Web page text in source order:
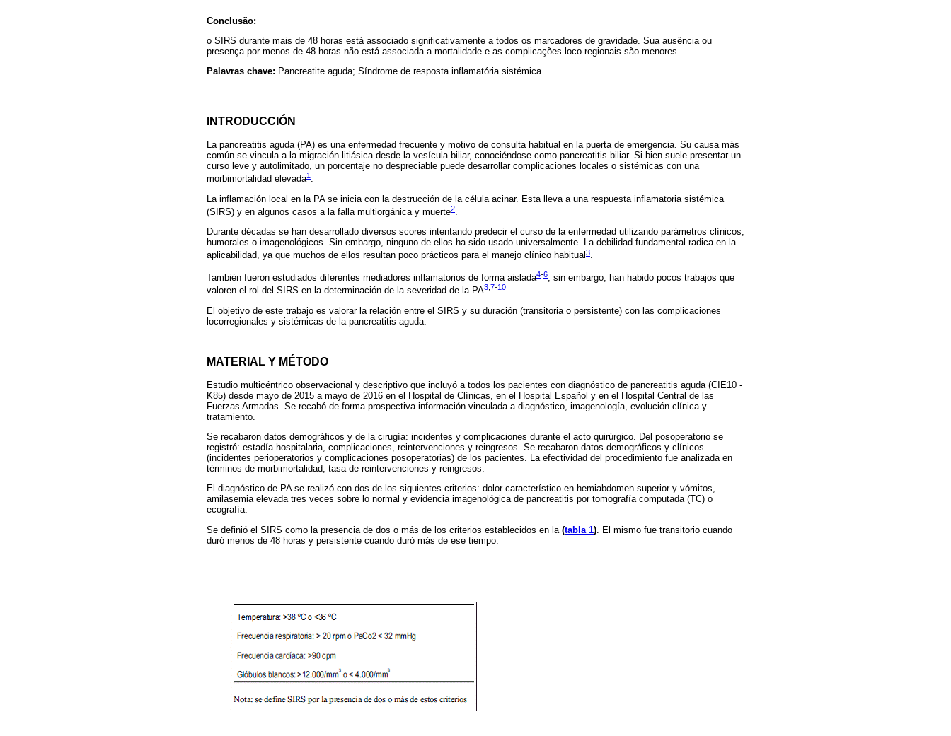
Conclusão:
o SIRS durante mais de 48 horas está associado significativamente a todos os marcadores de gravidade. Sua ausência ou
presença por menos de 48 horas não está associada a mortalidade e as complicações loco-regionais são menores.
Palavras chave: Pancreatite aguda; Síndrome de resposta inflamatória sistémica
INTRODUCCIÓN
La pancreatitis aguda (PA) es una enfermedad frecuente y motivo de consulta habitual en la puerta de emergencia. Su causa más
común se vincula a la migración litiásica desde la vesícula biliar, conociéndose como pancreatitis biliar. Si bien suele presentar un
curso leve y autolimitado, un porcentaje no despreciable puede desarrollar complicaciones locales o sistémicas con una
morbimortalidad elevada1 .
La inflamación local en la PA se inicia con la destrucción de la célula acinar. Esta lleva a una respuesta inflamatoria sistémica
(SIRS) y en algunos casos a la falla multiorgánica y muerte2
Durante décadas se han desarrollado diversos scores intentando predecir el curso de la enfermedad utilizando parámetros clínicos,
humorales o imagenológicos. Sin embargo, ninguno de ellos ha sido usado universalmente. La debilidad fundamental radica en la
aplicabilidad, ya que muchos de ellos resultan poco prácticos para el manejo clínico habitual3.
También fueron estudiados diferentes mediadores inflamatorios de forma aislada4-6; sin embargo, han habido pocos trabajos que
valoren el rol del SIRS en la determinación de la severidad de la PA3 7-10.
El objetivo de este trabajo es valorar la relación entre el SIRS y su duración (transitoria o persistente) con las complicaciones
locorregionales y sistémicas de la pancreatitis aguda.
MATERIAL Y MÉTODO
Estudio multicéntrico observacional y descriptivo que incluyó a todos los pacientes con diagnóstico de pancreatitis aguda (CIE10 -
K85) desde mayo de 2015 a mayo de 2016 en el Hospital de Clínicas, en el Hospital Español y en el Hospital Central de las
Fuerzas Armadas. Se recabó de forma prospectiva información vinculada a diagnóstico, imagenología, evolución clínica y
tratamiento.
Se recabaron datos demográficos y de la cirugía: incidentes y complicaciones durante el acto quirúrgico. Del posoperatorio se
registró: estadía hospitalaria, complicaciones, reintervenciones y reingresos. Se recabaron datos demográficos y clínicos
(incidentes perioperatorios y complicaciones posoperatorias) de los pacientes. La efectividad del procedimiento fue analizada en
términos de morbimortalidad, tasa de reintervenciones y reingresos.
El diagnóstico de PA se realizó con dos de los siguientes criterios: dolor característico en hemiabdomen superior y vómitos,
amilasemia elevada tres veces sobre lo normal y evidencia imagenológica de pancreatitis por tomografía computada (TC) o
ecografía.
Se definió el SIRS como la presencia de dos o más de los criterios establecidos en la (tabla 1) . El mismo fue transitorio cuando
duró menos de 48 horas y persistente cuando duró más de ese tiempo.